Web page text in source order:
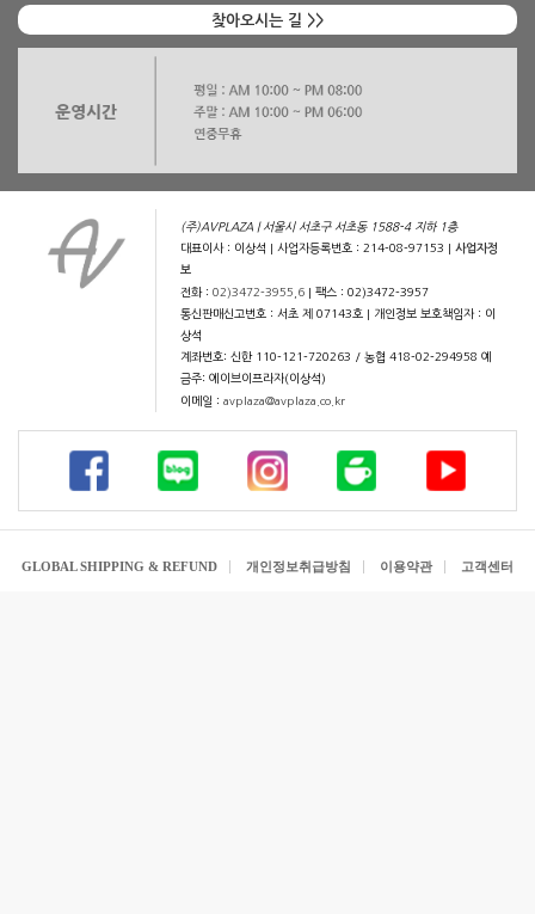
찾아오시는 길 >>
(주)AVPLAZA | 서울시 서초구 서초동 1588-4 지하 1층
대표이사 : 이상석 | 사업자등록번호 : 214-08-97153 |사업자정
보
전화 :02)3472-3955,6 | 팩스 : 02)3472-3957
통신판매신고번호 : 서초 제 07143호 | 개인정보 보호책임자 : 이
상석
계좌번호: 신한 110-121-720263 / 농협 418-02-294958 예
금주: 에이브이프라자(이상석)
이메일 :avplaza@avplaza.co.kr
GLOBAL SHIPPING & REFUND 개인정보취급방침 이용약관 고객센터